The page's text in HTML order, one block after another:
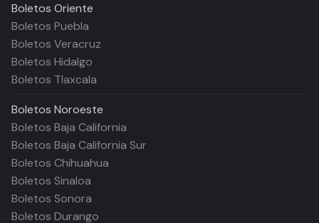
Boletos Oriente
Boletos Puebla
Boletos Veracruz
Boletos Hidalgo
Boletos Tlaxcala
Boletos Noroeste
Boletos Baja California
Boletos Baja California Sur
Boletos Chihuahua
Boletos Sinaloa
Boletos Sonora
Boletos Durango